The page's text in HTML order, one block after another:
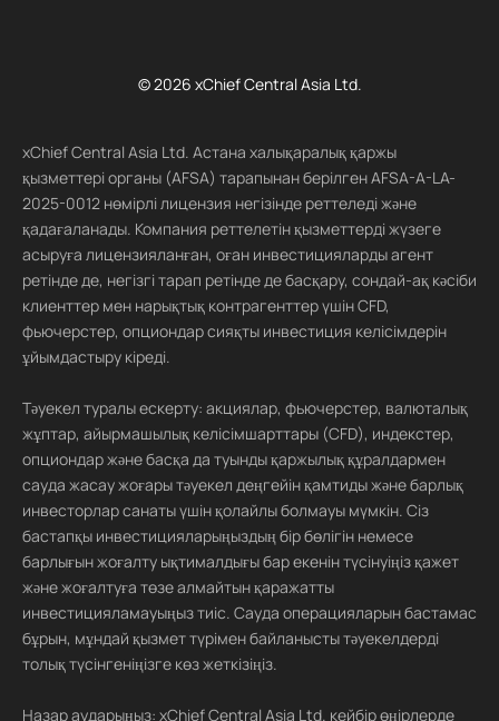
© 2026 xChief Central Asia Ltd.
xChief Central Asia Ltd. Астана халықаралық қаржы
қызметтері органы (AFSA) тарапынан берілген AFSA-A-LA-
2025-0012 нөмірлі лицензия негізінде реттеледі және
қадағаланады. Компания реттелетін қызметтерді жүзеге
асыруға лицензияланған, оған инвестицияларды агент
ретінде де, негізгі тарап ретінде де басқару, сондай-ақ кәсіби
клиенттер мен нарықтық контрагенттер үшін CFD,
фьючерстер, опциондар сияқты инвестиция келісімдерін
ұйымдастыру кіреді.
Тәуекел туралы ескерту: акциялар, фьючерстер, валюталық
жұптар, айырмашылық келісімшарттары (CFD), индекстер,
опциондар және басқа да туынды қаржылық құралдармен
сауда жасау жоғары тәуекел деңгейін қамтиды және барлық
инвесторлар санаты үшін қолайлы болмауы мүмкін. Сіз
бастапқы инвестицияларыңыздың бір бөлігін немесе
барлығын жоғалту ықтималдығы бар екенін түсінуіңіз қажет
және жоғалтуға төзе алмайтын қаражатты
инвестицияламауыңыз тиіс. Сауда операцияларын бастамас
бұрын, мұндай қызмет түрімен байланысты тәуекелдерді
толық түсінгеніңізге көз жеткізіңіз.
Назар аударыңыз: xChief Central Asia Ltd. кейбір өңірлерде